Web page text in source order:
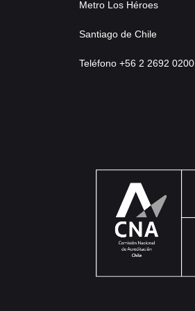
Metro Los Héroes
Santiago de Chile
Teléfono +56 2 2692 0200